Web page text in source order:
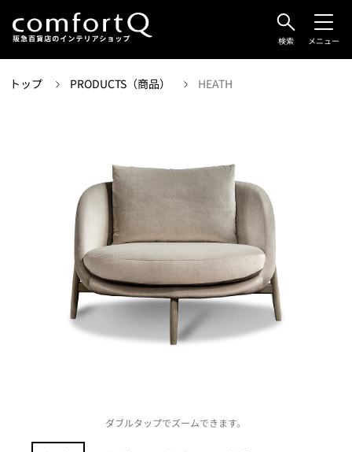
検索 メニュー
トップ PRODUCTS（商品） HEATH
ダブルタップでズームできます。